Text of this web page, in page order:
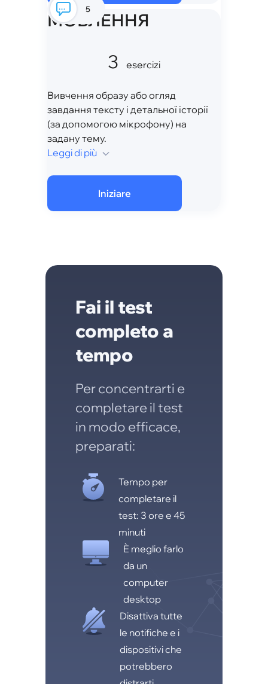
5
МОВЛЕННЯ
3 esercizi
Вивчення образу або огляд
завдання тексту і детальної історії
(за допомогою мікрофону) на
задану тему.
Leggi di più
Iniziare
Fai il test
completo a
tempo
Per concentrarti e
completare il test
in modo efficace,
preparati:
Tempo per
completare il
test: 3 ore e 45
minuti
È meglio farlo
da un
computer
desktop
Disattiva tutte
le notifiche e i
dispositivi che
potrebbero